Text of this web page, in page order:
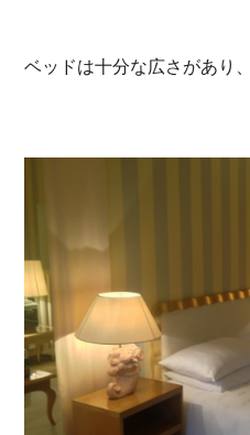
ベッドは十分な広さがあり